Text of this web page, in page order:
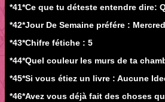
*41*Ce que tu déteste entendre dire:
*42*Jour De Semaine préfére :
*43*Chifre fétiche : 5
*44*Quel couleur les murs de ta
*45*Si vous étiez un livre : Aucune
*46*Avez vous déjà fait des choses